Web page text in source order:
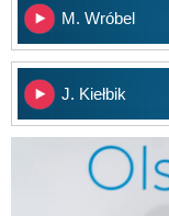
M. Wróbel
J. Kiełbik